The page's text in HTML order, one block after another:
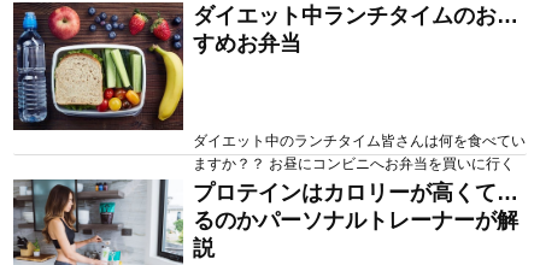
何からやっていいかわからないから、1から順番に
教えて欲しい！[/l_chat] こういった疑問にお答えし
ていきます 本記事の目次 むくみが起きる仕組みと
2020.05.25 139 views
ダイエット中ランチタイムのおす
すめお弁当
ダイエット中のランチタイム皆さんは何を食べてい
ますか？？ お昼にコンビニへお弁当を買いに行く
毎日でまた食べるものも決まってきて同じものばか
りで飽きてきませんか？ 目次 おすすめのお店紹介
デリバリー篇(テイクアウトも含む) 通販のお弁当篇
まとめ 現在では、通販で食べ物を買うこともデリ
2020.05.23 261 views
プロテインはカロリーが高くて太
るのかパーソナルトレーナーが解
説